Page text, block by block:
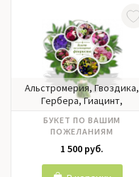
Альстромерия, Гвоздика,
Гербера, Гиацинт,
Лилии, Матрикария,
Нарцисс, Нобилис,
Орхидея, Пионовидные
розы, Пионы, Подсолнух,
БУКЕТ ПО ВАШИМ
ПОЖЕЛАНИЯМ
1 500 руб.